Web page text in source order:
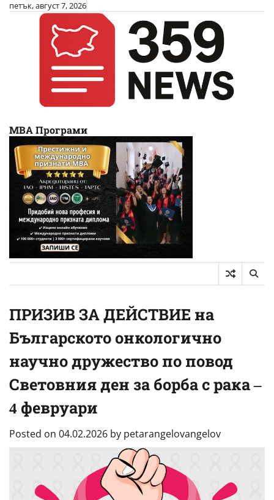
Skipпетък, август 7, 2026
МВА Програми
ПРИЗИВ ЗА ДЕЙСТВИЕ на
Българското онкологично
научно дружество по повод
Световния ден за борба с рака –
4 февруари
Posted on 04.02.2026 by petarangelovangelov